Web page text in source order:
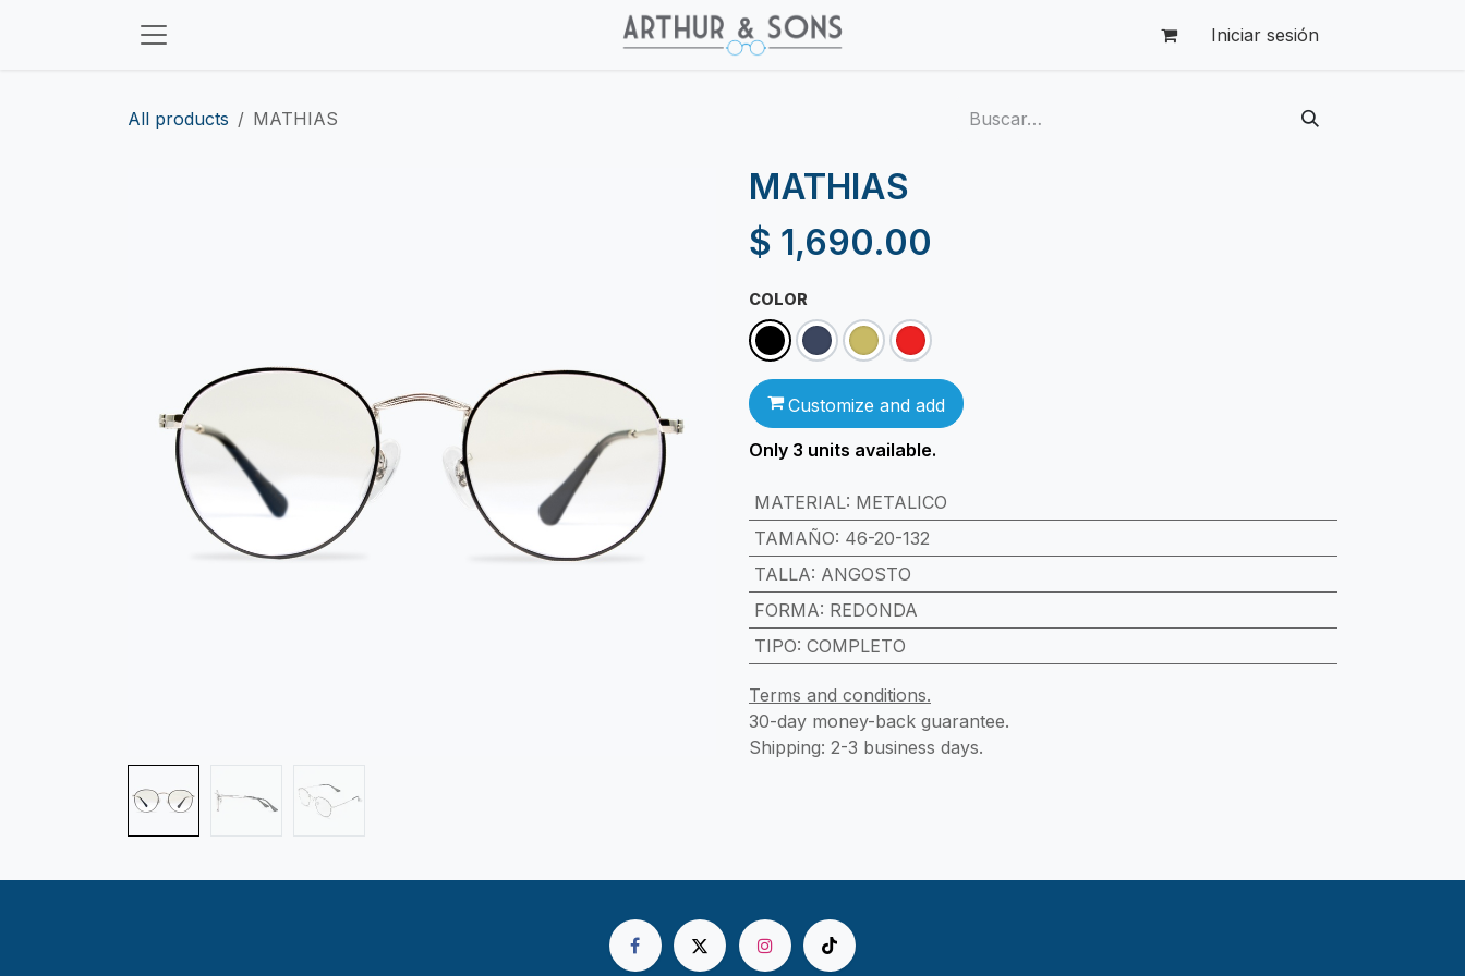
Iniciar sesión
All products MATHIAS
MATHIAS
$ 1,690.00
COLOR
Customize and add
Only 3 units available.
MATERIAL: METALICO
TAMAÑO: 46-20-132
TALLA: ANGOSTO
FORMA: REDONDA
TIPO: COMPLETO
Terms and conditions.
30-day money-back guarantee.
Shipping: 2-3 business days.